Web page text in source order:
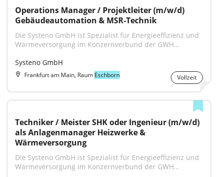
Operations Manager / Projektleiter (m/w/d)
Gebäudeautomation & MSR-Technik
Die Systeno GmbH ist Spezialist für Energieeffizienz und
Wärmeversorgung im Konzernverbund der GWH...
Systeno GmbH
Frankfurt am Main, Raum Eschborn Vollzeit
Techniker / Meister SHK oder Ingenieur (m/w/d)
als Anlagenmanager Heizwerke &
Wärmeversorgung
Die Systeno GmbH ist Spezialist für Energieeffizienz und
Wärmeversorgung im Konzernverbund der GWH...